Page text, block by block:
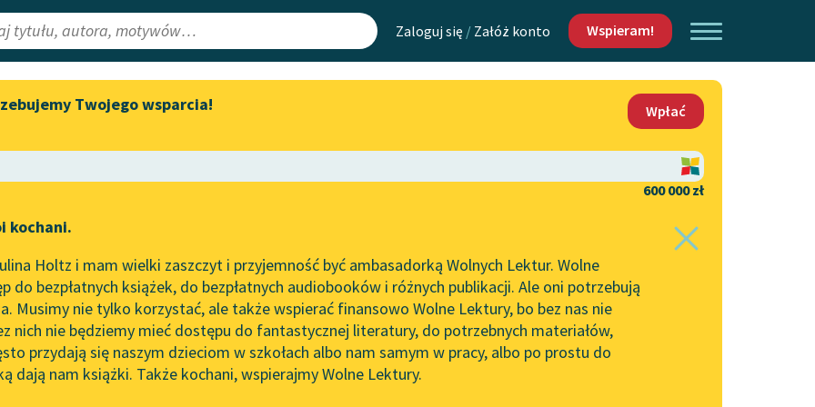
Zaloguj się / Załóż konto Wspieram!
Lektury
redakcyjne
Aktualności
„Prokurator Alicja Horn” do
literatury skandynawskiej
Spotkanie z Katarzyną Tunkiel
w Oslo
102. lata temu zmarł Joseph
Conrad
Mapa Wolnych Lektur
Leśmianator
API
OAI-PMH
Widget Wolnych Lektur
Kontakt
O projekcie
Zasady wykorzystania
Wolnych Lektur
Logotypy
Materiały promocyjne
Twojego wsparcia!
Wpłać
600 000 zł
kochani.
Holtz i mam wielki zaszczyt i przyjemność być ambasadorką Wolnych Lektur. Wolne
do bezpłatnych książek, do bezpłatnych audiobooków i różnych publikacji. Ale oni potrzebują
Musimy nie tylko korzystać, ale także wspierać finansowo Wolne Lektury, bo bez nas nie
nich nie będziemy mieć dostępu do fantastycznej literatury, do potrzebnych materiałów,
przydają się naszym dzieciom w szkołach albo nam samym w pracy, albo po prostu do
dają nam książki. Także kochani, wspierajmy Wolne Lektury.
(Voltaire / Wolter)✖